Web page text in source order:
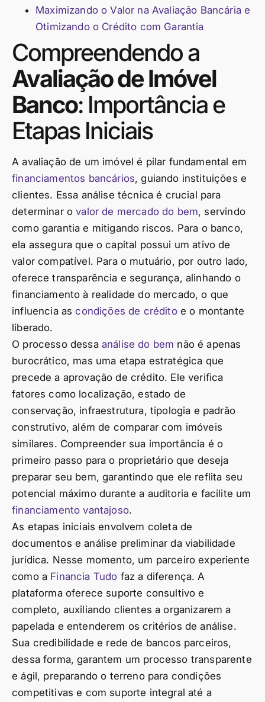
Maximizando o Valor na Avaliação Bancária e
Otimizando o Crédito com Garantia
Compreendendo a
Avaliação de Imóvel
Banco: Importância e
Etapas Iniciais
A avaliação de um imóvel é pilar fundamental em
financiamentos bancários, guiando instituições e
clientes. Essa análise técnica é crucial para
determinar ovalor de mercado do bem, servindo
como garantia e mitigando riscos. Para o banco,
ela assegura que o capital possui um ativo de
valor compatível. Para o mutuário, por outro lado,
oferece transparência e segurança, alinhando o
financiamento à realidade do mercado, o que
influencia ascondições de créditoe o montante
liberado.
O processo dessa análise do bem não é apenas
burocrático, mas uma etapa estratégica que
precede a aprovação de crédito. Ele verifica
fatores como localização, estado de
conservação, infraestrutura, tipologia e padrão
construtivo, além de comparar com imóveis
similares. Compreender sua importância é o
primeiro passo para o proprietário que deseja
preparar seu bem, garantindo que ele reflita seu
potencial máximo durante a auditoria e facilite um
financiamento vantajoso.
As etapas iniciais envolvem coleta de
documentos e análise preliminar da viabilidade
jurídica. Nesse momento, um parceiro experiente
como a Financia Tudo faz a diferença. A
plataforma oferece suporte consultivo e
completo, auxiliando clientes a organizarem a
papelada e entenderem os critérios de análise.
Sua credibilidade e rede de bancos parceiros,
dessa forma, garantem um processo transparente
e ágil, preparando o terreno para condições
competitivas e com suporte integral até a